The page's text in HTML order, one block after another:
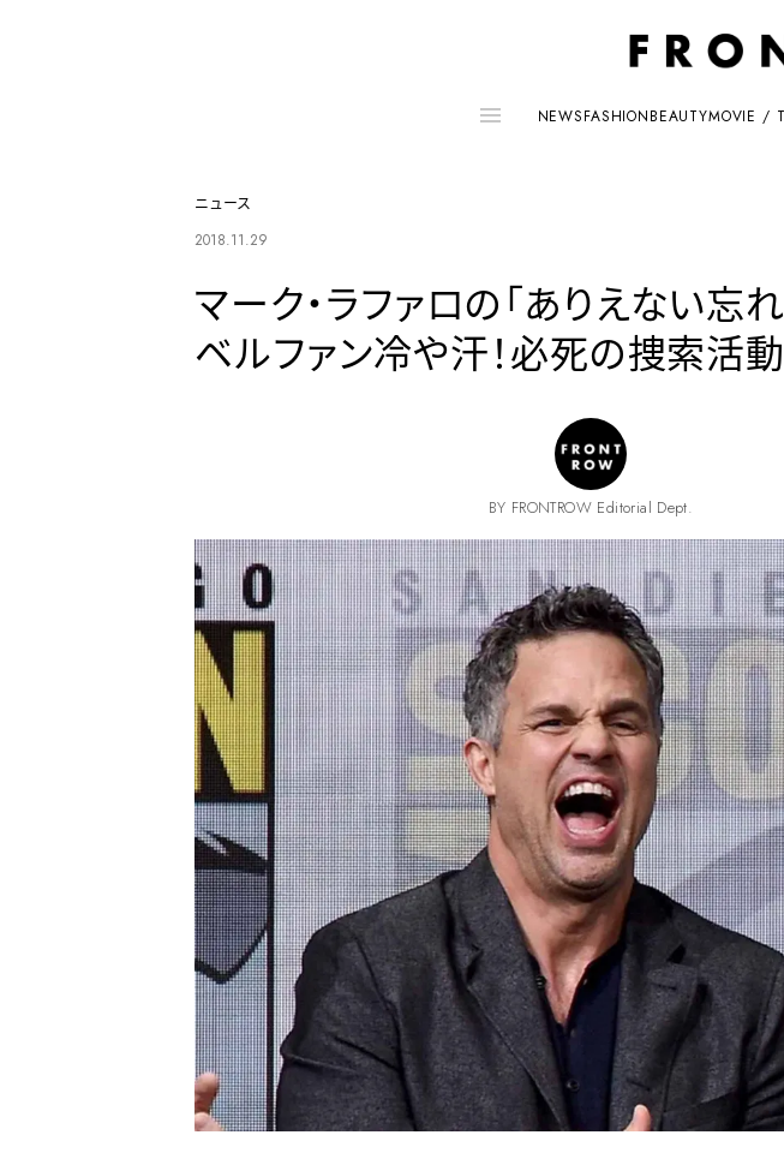
NEWSFASHIONBEAUTYMOVIE /
ニュース
2018.11.29
マーク・ラファロの「ありえない忘
ベルファン冷や汗！必死の捜索活
BY FRONTROW Editorial Dept.